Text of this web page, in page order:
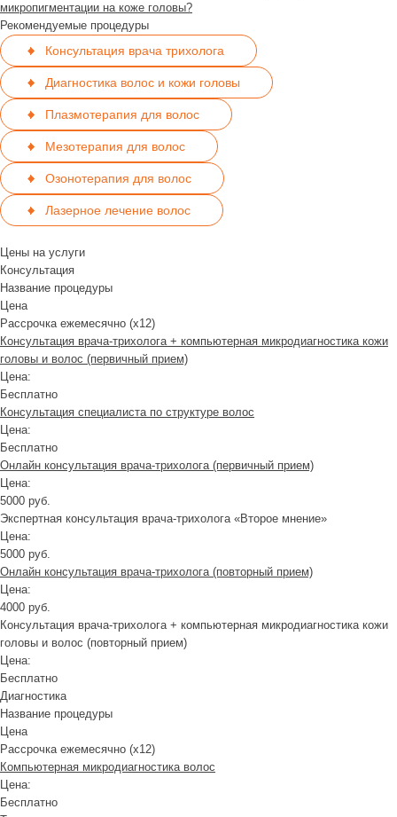
микропигментации на коже головы?
Рекомендуемые процедуры
Консультация врача трихолога
Диагностика волос и кожи головы
Плазмотерапия для волос
Мезотерапия для волос
Озонотерапия для волос
Лазерное лечение волос
Цены на услуги
Консультация
Название процедуры
Цена
Рассрочка ежемесячно (x12)
Консультация врача-трихолога + компьютерная микродиагностика кожи
головы и волос (первичный прием)
Цена:
Бесплатно
Консультация специалиста по структуре волос
Цена:
Бесплатно
Онлайн консультация врача-трихолога (первичный прием)
Цена:
5000 руб.
Экспертная консультация врача-трихолога «Второе мнение»
Цена:
5000 руб.
Онлайн консультация врача-трихолога (повторный прием)
Цена:
4000 руб.
Консультация врача-трихолога + компьютерная микродиагностика кожи
головы и волос (повторный прием)
Цена:
Бесплатно
Диагностика
Название процедуры
Цена
Рассрочка ежемесячно (x12)
Компьютерная микродиагностика волос
Цена:
Бесплатно